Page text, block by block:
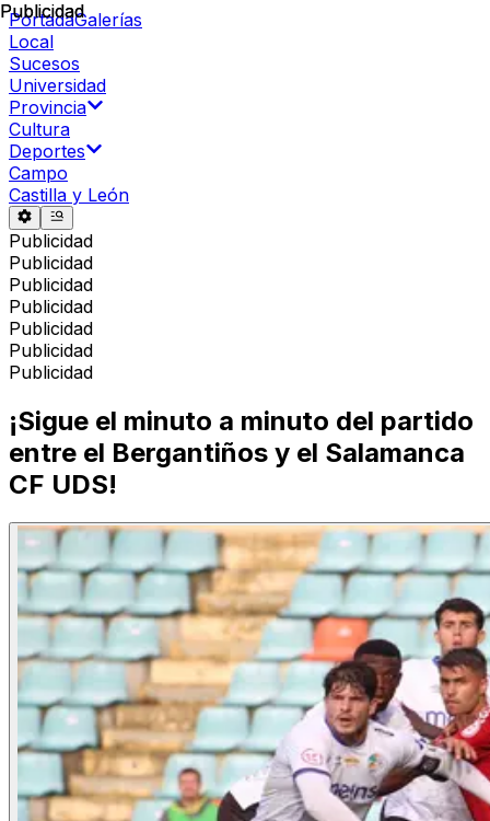
PortadaGalerías
Local
Sucesos
Universidad
Provincia
Cultura
Deportes
Campo
Castilla y León
Publicidad
Publicidad
Publicidad
Publicidad
Publicidad
Publicidad
Publicidad
Publicidad
¡Sigue el minuto a minuto del partido
entre el Bergantiños y el Salamanca
CF UDS!
Publicidad